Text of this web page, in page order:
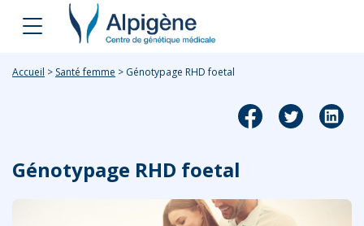
Accueil > Santé femme > Génotypage RHD foetal
Génotypage RHD foetal